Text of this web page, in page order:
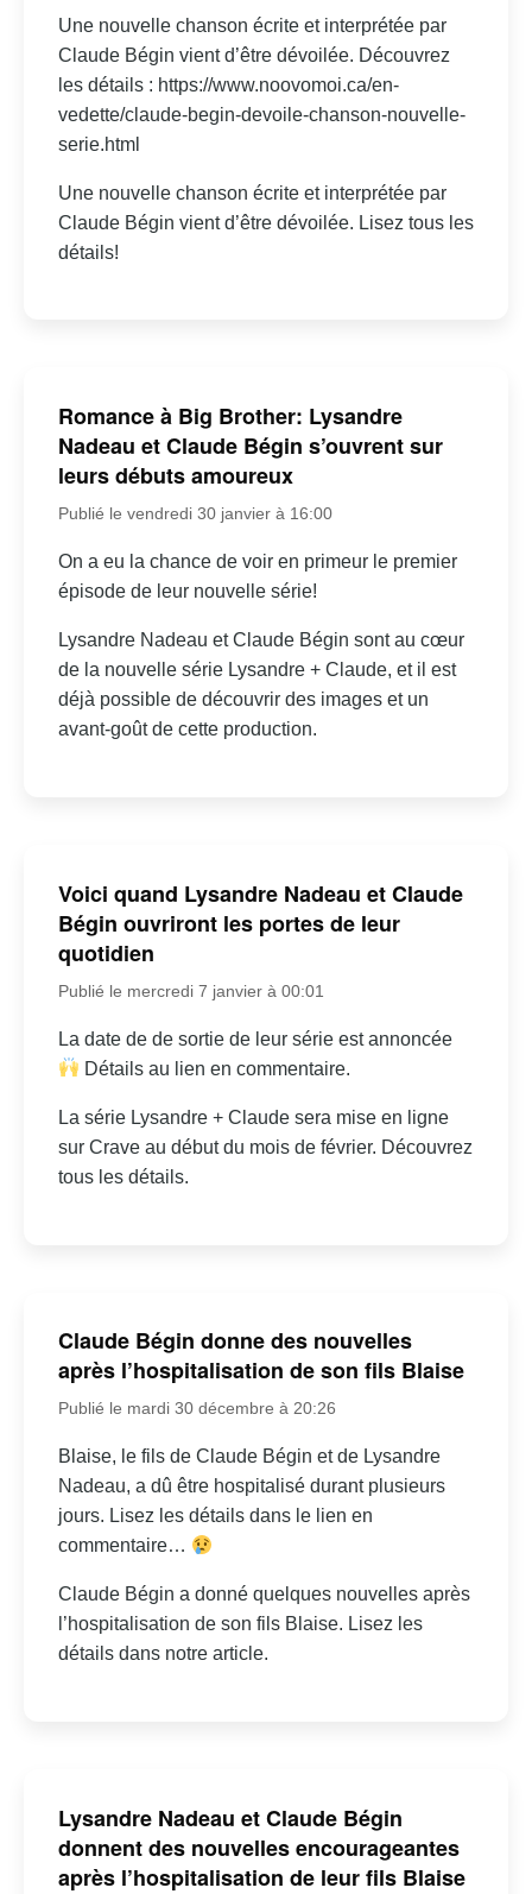
Une nouvelle chanson écrite et interprétée par
Claude Bégin vient d’être dévoilée. Découvrez
les détails : https://www.noovomoi.ca/en-
vedette/claude-begin-devoile-chanson-nouvelle-
serie.html
Une nouvelle chanson écrite et interprétée par
Claude Bégin vient d’être dévoilée. Lisez tous les
détails!
Romance à Big Brother: Lysandre
Nadeau et Claude Bégin s’ouvrent sur
leurs débuts amoureux
Publié le vendredi 30 janvier à 16:00
On a eu la chance de voir en primeur le premier
épisode de leur nouvelle série!
Lysandre Nadeau et Claude Bégin sont au cœur
de la nouvelle série Lysandre + Claude, et il est
déjà possible de découvrir des images et un
avant-goût de cette production.
Voici quand Lysandre Nadeau et Claude
Bégin ouvriront les portes de leur
quotidien
Publié le mercredi 7 janvier à 00:01
La date de de sortie de leur série est annoncée
Détails au lien en commentaire.
La série Lysandre + Claude sera mise en ligne
sur Crave au début du mois de février. Découvrez
tous les détails.
Claude Bégin donne des nouvelles
après l’hospitalisation de son fils Blaise
Publié le mardi 30 décembre à 20:26
Blaise, le fils de Claude Bégin et de Lysandre
Nadeau, a dû être hospitalisé durant plusieurs
jours. Lisez les détails dans le lien en
commentaire…
Claude Bégin a donné quelques nouvelles après
l’hospitalisation de son fils Blaise. Lisez les
détails dans notre article.
Lysandre Nadeau et Claude Bégin
donnent des nouvelles encourageantes
après l’hospitalisation de leur fils Blaise